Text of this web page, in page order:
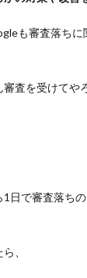
も審査落ちに
査を受けてや
日で審査落ち
、